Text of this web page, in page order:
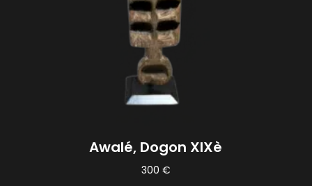
Awalé, Dogon XIXè
300 €